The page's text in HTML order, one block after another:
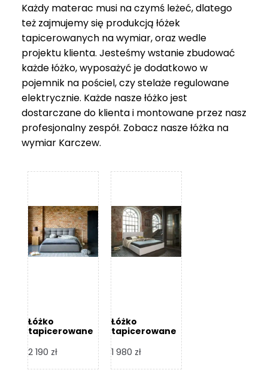
Każdy materac musi na czymś leżeć, dlatego
też zajmujemy się produkcją łóżek
tapicerowanych na wymiar, oraz wedle
projektu klienta. Jesteśmy wstanie zbudować
każde łóżko, wyposażyć je dodatkowo w
pojemnik na pościel, czy stelaże regulowane
elektrycznie. Każde nasze łóżko jest
dostarczane do klienta i montowane przez nasz
profesjonalny zespół. Zobacz naszełóżka na
wymiar Karczew.
Łóżko
tapicerowane
Design
2 190 zł
Łóżko
tapicerowane
Design
1 980 zł